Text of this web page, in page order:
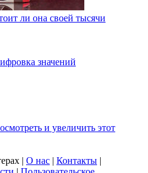
ли она своей тысячи
значений
и увеличить этот
| О нас | Контакты |